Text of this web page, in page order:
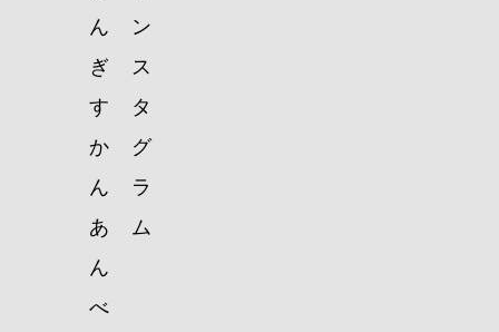
ん
ぎ
す
か
ん
あ
ん
べ
ン
ス
タ
グ
ラ
ム